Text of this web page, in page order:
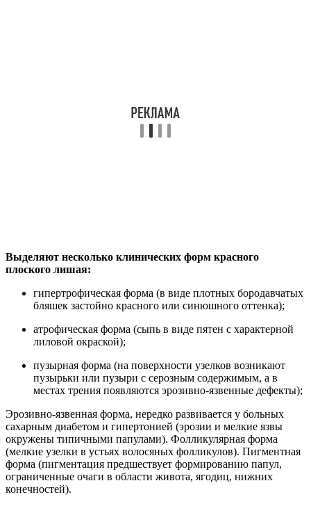
Выделяют несколько клинических форм красного
плоского лишая:
гипертрофическая форма (в виде плотных бородавчатых
бляшек застойно красного или синюшного оттенка);
атрофическая форма (сыпь в виде пятен с характерной
лиловой окраской);
пузырная форма (на поверхности узелков возникают
пузырьки или пузыри с серозным содержимым, а в
местах трения появляются эрозивно-язвенные дефекты);
Эрозивно-язвенная форма, нередко развивается у больных
сахарным диабетом и гипертонией (эрозии и мелкие язвы
окружены типичными папулами). Фолликулярная форма
(мелкие узелки в устьях волосяных фолликулов). Пигментная
форма (пигментация предшествует формированию папул,
ограниченные очаги в области живота, ягодиц, нижних
конечностей).